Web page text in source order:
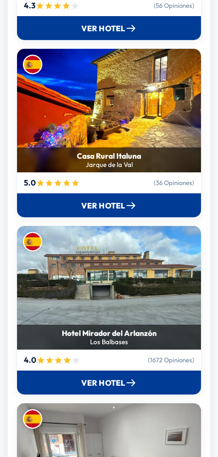
4.3 (56 Opiniones)
VER HOTEL
Casa Rural Italuna
Jarque de la Val
5.0 (36 Opiniones)
VER HOTEL
Hotel Mirador del Arlanzón
Los Balbases
4.0 (1672 Opiniones)
VER HOTEL